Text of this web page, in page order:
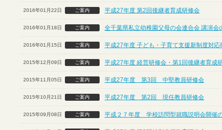
2016年01月22日 ご案内 平成27年度 第2回後継者育成研修会
2016年01月18日 ご案内 全千葉県私立幼稚園父母の会連合会 講演会
2016年01月15日 ご案内 平成27年度 子ども・子育て支援新制度対応
2015年12月09日 ご案内 平成27年度 経営研修会・第1回後継者育成
2015年11月05日 ご案内 平成27年度 第3回 中堅教員研修会
2015年10月21日 ご案内 平成27年度 第2回 現任教員研修会
2015年09月08日 ご案内 平成２７年度 学校訪問型就職説明会開催